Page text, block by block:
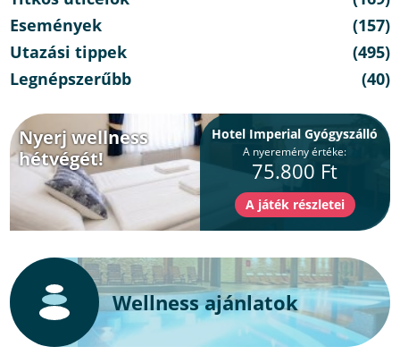
Események
(157)
Utazási tippek
(495)
Legnépszerűbb
(40)
Nyerj wellness
hétvégét!
Hotel Imperial Gyógyszálló
A nyeremény értéke:
75.800 Ft
Wellness ajánlatok